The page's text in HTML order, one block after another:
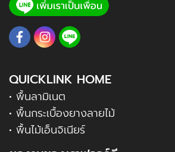
QUICKLINK HOME
• พื้นลามิเนต
• พื้นกระเบื้องยางลายไม้
• พื้นไม้เอ็นจิเนียร์